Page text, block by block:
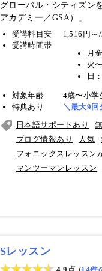
グローバル・シティズン
アカデミー／GSA）」
受講料目安
1,516円～
受講時間帯
月
火
日
対象年齢
4歳〜小学
特典あり
＼最大9
日本語サポートあり
ブログ情報あり
人気
フォニックスレッスン
マンツーマンレッスン
Sレッスン